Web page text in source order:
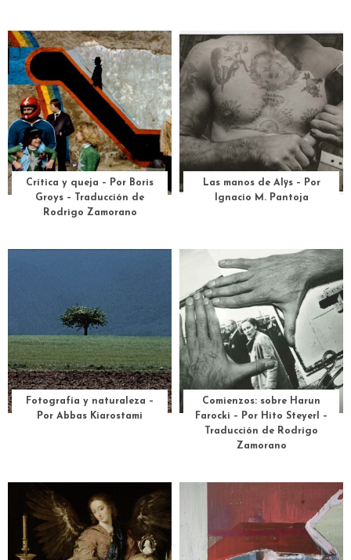
Crítica y queja – Por Boris
Groys – Traducción de
Rodrigo Zamorano
Las manos de Alÿs – Por
Ignacio M. Pantoja
Fotografía y naturaleza –
Por Abbas Kiarostami
Comienzos: sobre Harun
Farocki – Por Hito Steyerl –
Traducción de Rodrigo
Zamorano